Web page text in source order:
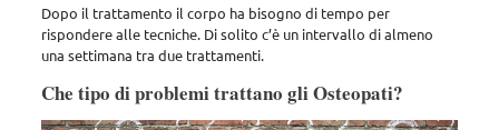
Dopo il trattamento il corpo ha bisogno di tempo per
rispondere alle tecniche. Di solito c’è un intervallo di almeno
una settimana tra due trattamenti.
Che tipo di problemi trattano gli Osteopati?